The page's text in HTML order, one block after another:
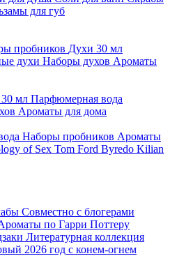
для губ
пробников Духи 30 мл
духи Наборы духов Ароматы
мл Парфюмерная вода
Ароматы для дома
Наборы пробников Ароматы
of Sex Tom Ford Byredo Kilian
Совместно с блогерами
по Гарри Поттеру
Литературная коллекция
2026 год с конем-огнем